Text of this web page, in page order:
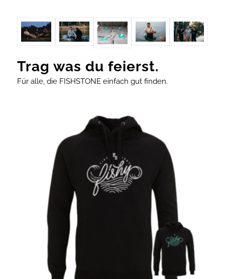
Trag was du feierst.
Für alle, die FISHSTONE einfach gut finden.